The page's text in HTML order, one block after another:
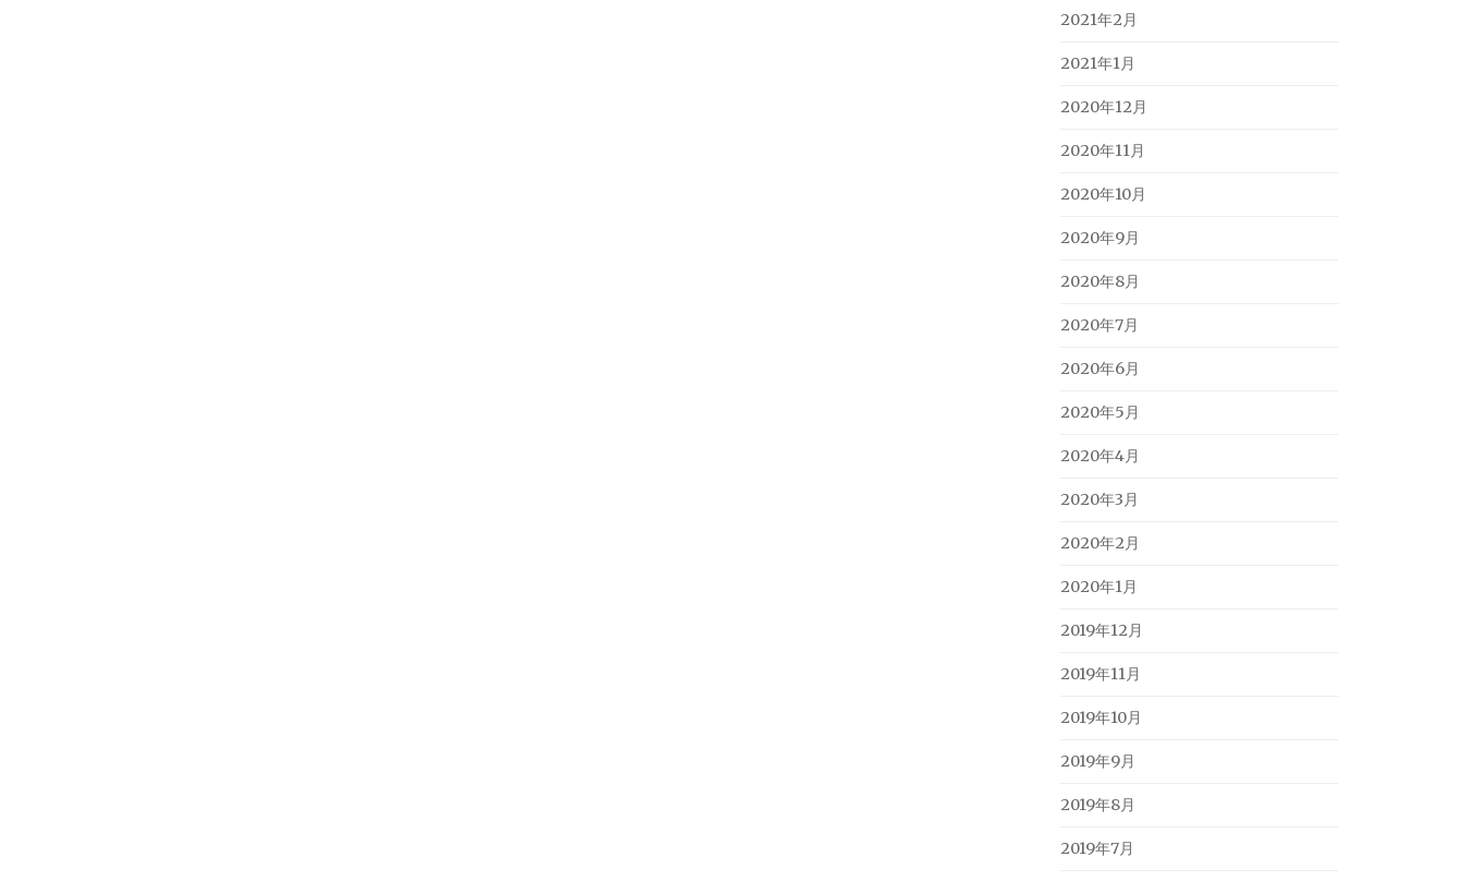
2021年2月
2021年1月
2020年12月
2020年11月
2020年10月
2020年9月
2020年8月
2020年7月
2020年6月
2020年5月
2020年4月
2020年3月
2020年2月
2020年1月
2019年12月
2019年11月
2019年10月
2019年9月
2019年8月
2019年7月